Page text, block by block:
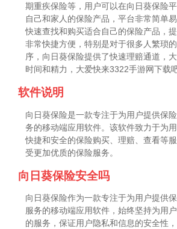
期重疾保险等，用户可以在向日葵保险
自己和家人的保险产品，平台非常简单
快速查找和购买适合自己的保险产品，
非常快捷方便，特别是对于很多人繁琐
序，向日葵保险提供了快速理赔通道，
时间和精力，大爱快来3322手游网下载
软件说明
向日葵保险是一款专注于为用户提供保
务的移动端应用软件。该软件致力于为用
快捷和安全的保险购买、理赔、查看等
受更加优质的保险服务。
向日葵保险安全吗
向日葵保险作为一款专注于为用户提供
服务的移动端应用软件，始终坚持为用
的服务，保证用户隐私和信息的安全性